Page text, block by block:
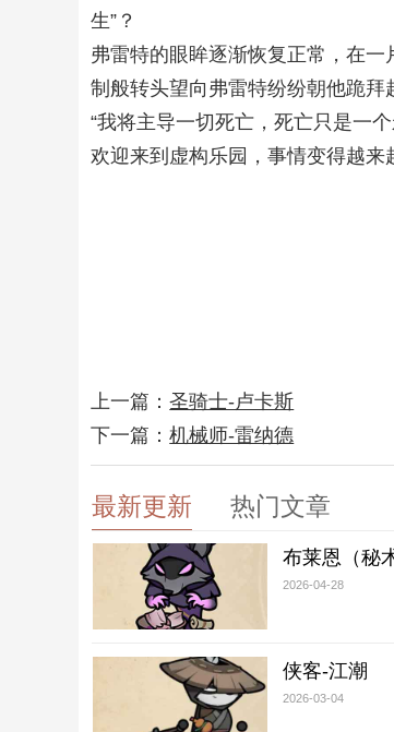
生”？
弗雷特的眼眸逐渐恢复正常，在
制般转头望向弗雷特纷纷朝他跪拜
“我将主导一切死亡，死亡只是一
欢迎来到虚构乐园，事情变得越
上一篇：圣骑士-卢卡斯
下一篇：机械师-雷纳德
最新更新 热门文章
布莱恩（秘
2026-04-28
侠客-江潮
2026-03-04